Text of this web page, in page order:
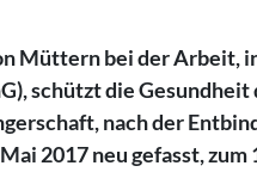
Müttern bei der Arbeit,
schützt die Gesundheit
nach der
2017 neu gefasst, zum